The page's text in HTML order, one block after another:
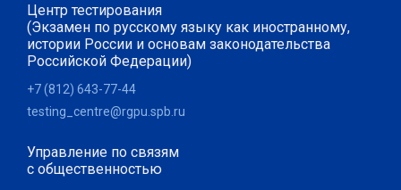
Центр тестирования
(Экзамен по русскому языку как иностранному,
истории России и основам законодательства
Российской Федерации)
+7 (812) 643-77-44
testing_centre@rgpu.spb.ru
Управление по связям
с общественностью